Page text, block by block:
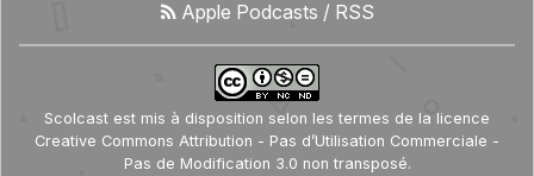
Apple Podcasts / RSS
Scolcast est mis à disposition selon les termes de la licence
Creative Commons Attribution - Pas d’Utilisation Commerciale -
Pas de Modification 3.0 non transposé.